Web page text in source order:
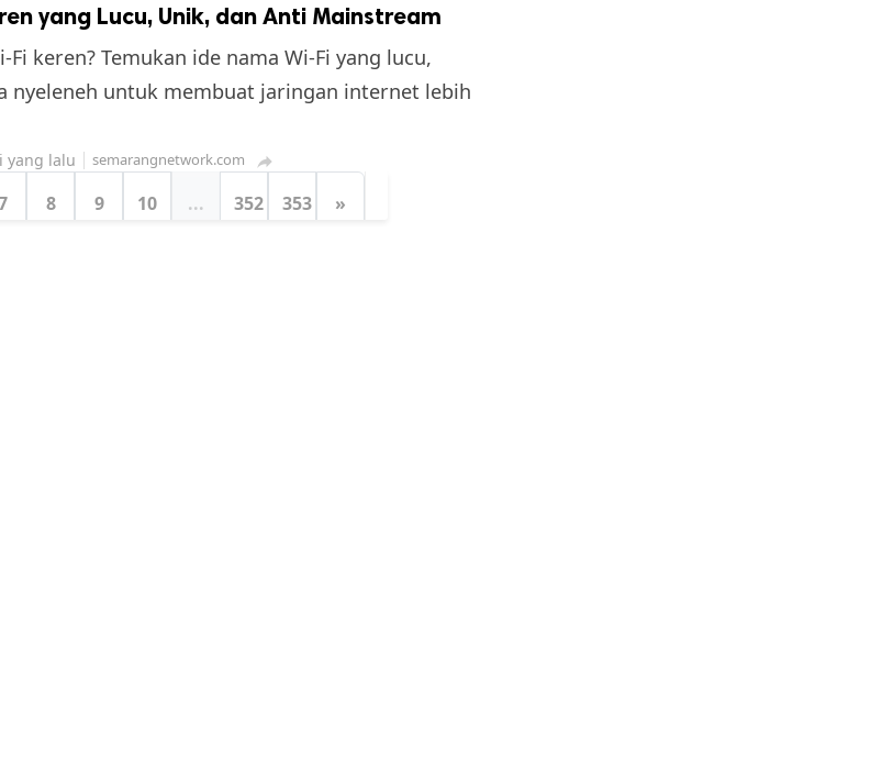
yang Lucu, Unik, dan Anti Mainstream
keren? Temukan ide nama Wi-Fi yang lucu,
nyeleneh untuk membuat jaringan internet lebih
yang lalu semarangnetwork.com 
8 9 10 ... 352 353 »